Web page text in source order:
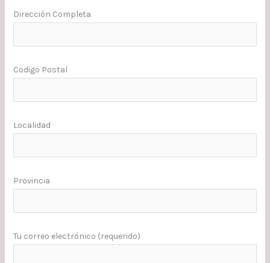
Dirección Completa
Codigo Postal
Localidad
Provincia
Tu correo electrónico (requerido)